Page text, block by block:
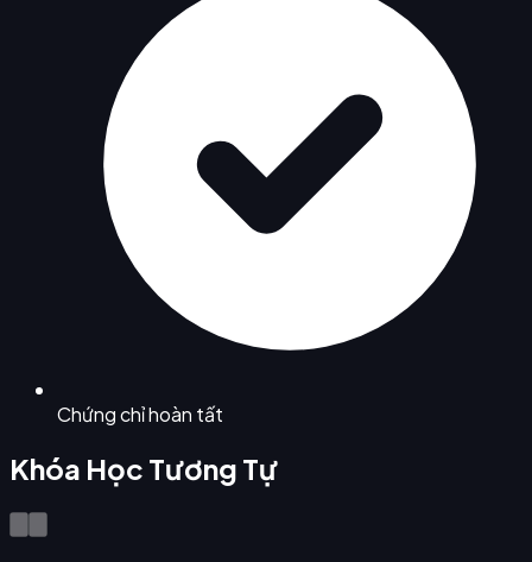
Chứng chỉ hoàn tất
Khóa Học Tương Tự